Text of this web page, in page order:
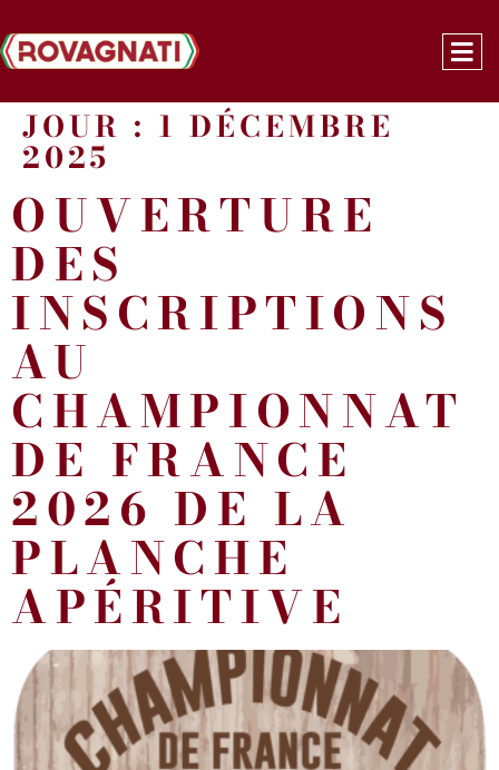
JOUR : 1 DÉCEMBRE
2025
OUVERTURE
DES
INSCRIPTIONS
AU
CHAMPIONNAT
DE FRANCE
2026 DE LA
PLANCHE
APÉRITIVE